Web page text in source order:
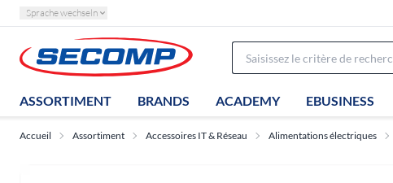
Sprache wechseln
ASSORTIMENT BRANDS ACADEMY EBUSINESS
Accueil Assortiment Accessoires IT & Réseau Alimentations électriques